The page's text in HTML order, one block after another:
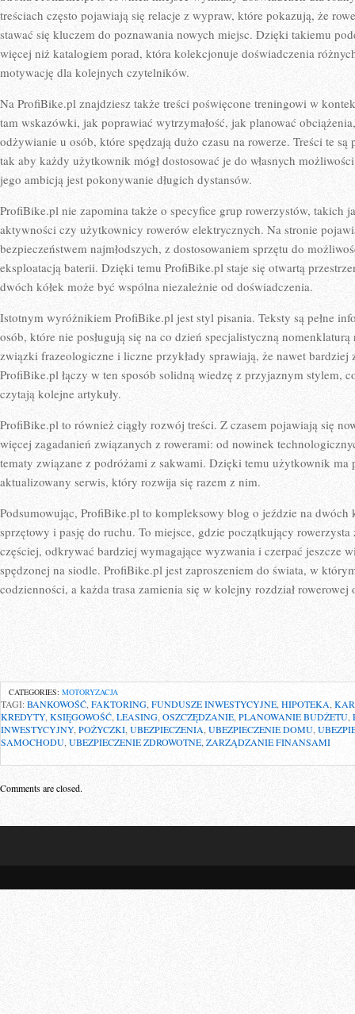
treściach często pojawiają się relacje z wypraw, które pokazują, że
stawać się kluczem do poznawania nowych miejsc. Dzięki takiemu
więcej niż katalogiem porad, która kolekcjonuje doświadczenia
motywację dla kolejnych czytelników.
Na ProfiBike.pl znajdziesz także treści poświęcone treningowi w
tam wskazówki, jak poprawiać wytrzymałość, jak planować
odżywianie u osób, które spędzają dużo czasu na rowerze. Treści te
tak aby każdy użytkownik mógł dostosować je do własnych
jego ambicją jest pokonywanie długich dystansów.
ProfiBike.pl nie zapomina także o specyfice grup rowerzystów, takich
aktywności czy użytkownicy rowerów elektrycznych. Na stronie
bezpieczeństwem najmłodszych, z dostosowaniem sprzętu do
eksploatacją baterii. Dzięki temu ProfiBike.pl staje się otwartą
dwóch kółek może być wspólna niezależnie od doświadczenia.
Istotnym wyróżnikiem ProfiBike.pl jest styl pisania. Teksty są pełne
osób, które nie posługują się na co dzień specjalistyczną
związki frazeologiczne i liczne przykłady sprawiają, że nawet bardziej
ProfiBike.pl łączy w ten sposób solidną wiedzę z przyjaznym stylem,
czytają kolejne artykuły.
ProfiBike.pl to również ciągły rozwój treści. Z czasem pojawiają się
więcej zagadanień związanych z rowerami: od nowinek
tematy związane z podróżami z sakwami. Dzięki temu użytkownik ma
aktualizowany serwis, który rozwija się razem z nim.
Podsumowując, ProfiBike.pl to kompleksowy blog o jeździe na dwóch
sprzętowy i pasję do ruchu. To miejsce, gdzie początkujący
częściej, odkrywać bardziej wymagające wyzwania i czerpać jeszcze
spędzonej na siodle. ProfiBike.pl jest zaproszeniem do świata, w
codzienności, a każda trasa zamienia się w kolejny rozdział rowerowej
CATEGORIES: MOTORYZACJA
TAGI:BANKOWOŚĆ FAKTORING, FUNDUSZE INWESTYCYJNE, HIPOTEKA,
KREDYTY, KSIĘGOWOŚĆ LEASING OSZCZĘDZANIE PLANOWANIE BUDŻETU
INWESTYCYJNY, POŻYCZKI UBEZPIECZENIA UBEZPIECZENIE DOMU
SAMOCHODU UBEZPIECZENIE ZDROWOTNE ZARZĄDZANIE FINANSAMI
Comments are closed.